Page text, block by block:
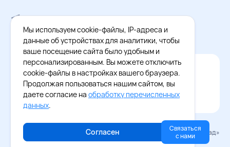
Мы в Телеграм
Документы об обработке персональных данных
Охрана труда – результаты СОУТ
Официальное приложение Восток - Запад
Cкачайте бесплатное приложение
© 2026 «Восток–Запад»
Связаться
с нами
Мы используем cookie-файлы, IP-адреса и
данные об устройствах для аналитики, чтобы
ваше посещение сайта было удобным и
персонализированным. Вы можете отключить
cookie-файлы в настройках вашего браузера.
Продолжая пользоваться нашим сайтом, вы
даете согласие на обработку перечисленных
данных.
Согласен